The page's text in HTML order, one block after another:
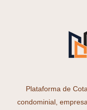
Plataforma de
condominial,